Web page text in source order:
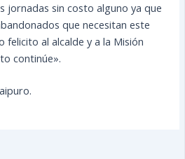
jornadas sin costo alguno ya que
que necesitan este
al alcalde y a la Misión
continúe».